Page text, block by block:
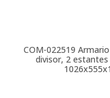
COM-022519
divisor, 2